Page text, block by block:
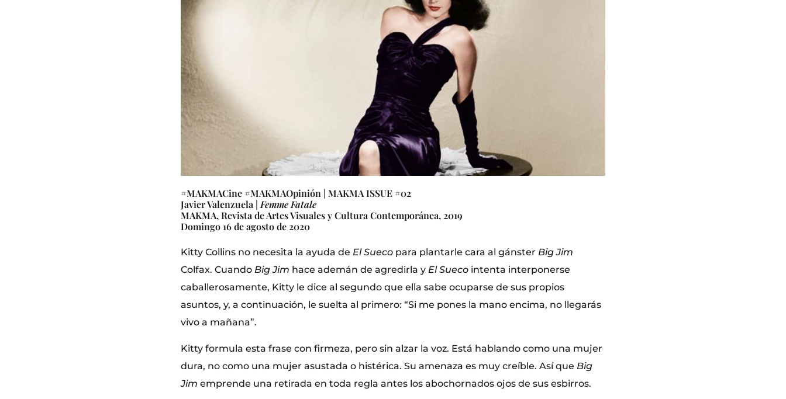
#MAKMACine #MAKMAOpinión | MAKMA ISSUE #02
Javier Valenzuela |Femme Fatale
MAKMA, Revista de Artes Visuales y Cultura Contemporánea, 2019
Domingo 16 de agosto de 2020
Kitty Collins no necesita la ayuda de El Sueco para plantarle cara al gánster Big Jim
Colfax. Cuando Big Jim hace ademán de agredirla y El Sueco intenta interponerse
caballerosamente, Kitty le dice al segundo que ella sabe ocuparse de sus propios
asuntos, y, a continuación, le suelta al primero: “Si me pones la mano encima, no llegarás
vivo a mañana”.
Kitty formula esta frase con firmeza, pero sin alzar la voz. Está hablando como una mujer
dura, no como una mujer asustada o histérica. Su amenaza es muy creíble. Así que Big
Jim emprende una retirada en toda regla antes los abochornados ojos de sus esbirros.